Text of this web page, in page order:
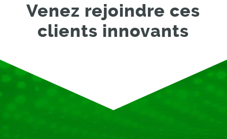
Venez rejoindre ces
clients innovants